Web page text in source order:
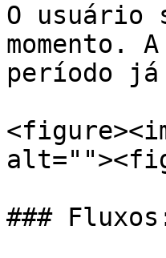
O usuário
momento.
período já
###